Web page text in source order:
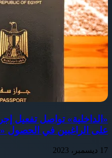
«الداخلية» تواصل تفعيل
على الراغبين في الحصول
17 ديسمبر، 2023